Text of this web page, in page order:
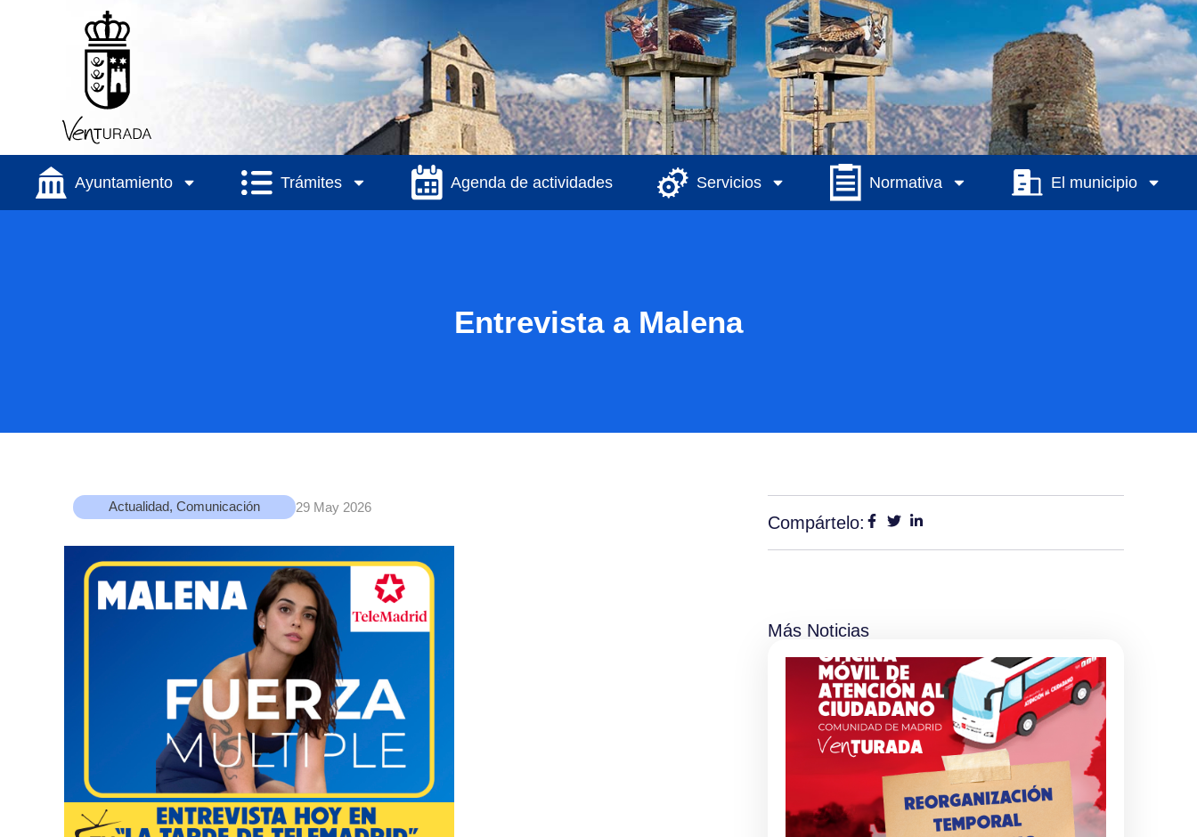
Ayuntamiento Trámites Agenda de actividades Servicios Normativa El municipio
Entrevista a Malena
Actualidad, Comunicación 29 May 2026
Compártelo:
Más Noticias